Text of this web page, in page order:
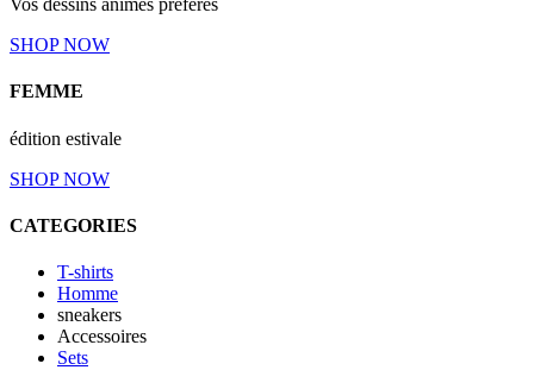
Vos dessins animés préférés
SHOP NOW
FEMME
édition estivale
SHOP NOW
CATEGORIES
T-shirts
Homme
sneakers
Accessoires
Sets